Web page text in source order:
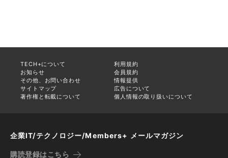
TECH+について
利用規約
お知らせ
会員規約
その他、お問い合わせ
情報提供
サイトマップ
広告について
著作権と転載について
個人情報の取り扱いについて
企業IT/テクノロジー/Members+ メールマガジン
購読登録はこちら